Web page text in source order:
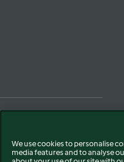
Cookies
We use cookies to personalise
media features and to analyse